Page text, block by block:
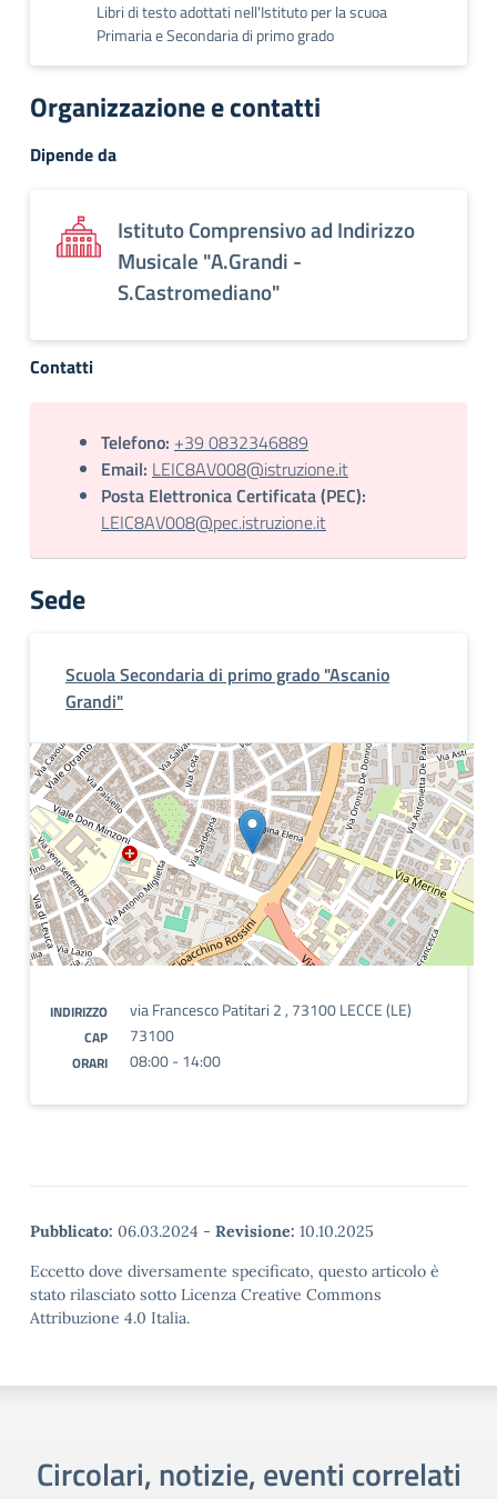
Libri di testo adottati nell'Istituto per la scuoa
Primaria e Secondaria di primo grado
Organizzazione e contatti
Dipende da
Istituto Comprensivo ad Indirizzo
Musicale "A.Grandi -
S.Castromediano"
Contatti
Telefono: +39 0832346889
Email: LEIC8AV008@istruzione.it
Posta Elettronica Certificata (PEC):
LEIC8AV008@pec.istruzione.it
Sede
Scuola Secondaria di primo grado "Ascanio
Grandi"
INDIRIZZO via Francesco Patitari 2 , 73100 LECCE (LE)
CAP 73100
ORARI 08:00 - 14:00
Pubblicato: 06.03.2024 - Revisione: 10.10.2025
Eccetto dove diversamente specificato, questo articolo è
stato rilasciato sotto Licenza Creative Commons
Attribuzione 4.0 Italia.
Circolari, notizie, eventi correlati